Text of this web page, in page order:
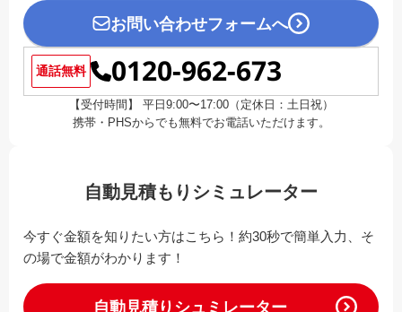
お問い合わせフォームへ
通話無料 0120-962-673
【受付時間】 平日9:00〜17:00（定休日：土日祝）
携帯・PHSからでも無料でお電話いただけます。
自動見積もりシミュレーター
今すぐ金額を知りたい方はこちら！約30秒で簡単入力、そ
の場で金額がわかります！
自動見積りシュミレーター